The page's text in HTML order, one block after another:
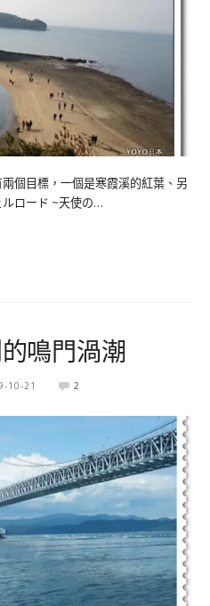
目標，一個是寒霞溪的紅葉、另
ロード ~天使の…
鳴門渦潮
10-21 2